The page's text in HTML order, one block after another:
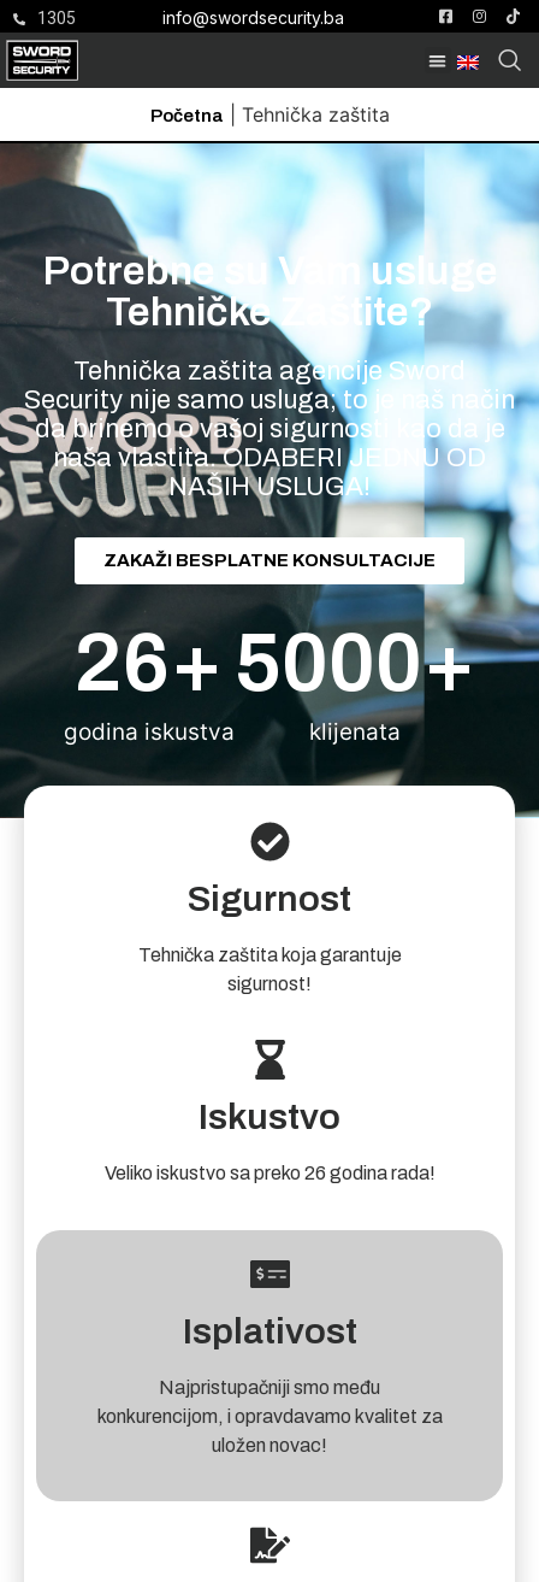
1305 info@swordsecurity.ba
Početna Tehnička zaštita
Potrebne su Vam usluge
Tehničke Zaštite?
Tehnička zaštita agencije Sword
Security nije samo usluga; to je naš način
da brinemo o vašoj sigurnosti kao da je
naša vlastita. ODABERI JEDNU OD
NAŠIH USLUGA!
ZAKAŽI BESPLATNE KONSULTACIJE
klijenata
5000+
godina iskustva
26+
Sigurnost
Tehnička zaštita koja garantuje
sigurnost!
Iskustvo
Veliko iskustvo sa preko 26 godina rada!
Isplativost
Najpristupačniji smo među
konkurencijom, i opravdavamo kvalitet za
uložen novac!